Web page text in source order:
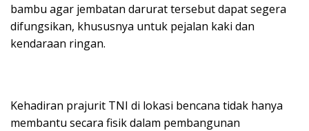
bambu agar jembatan darurat tersebut dapat segera
difungsikan, khususnya untuk pejalan kaki dan
kendaraan ringan.
Kehadiran prajurit TNI di lokasi bencana tidak hanya
membantu secara fisik dalam pembangunan